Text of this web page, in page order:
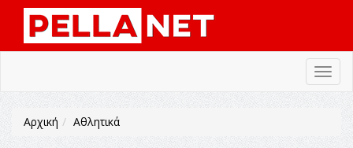
Αρχική Αθλητικά